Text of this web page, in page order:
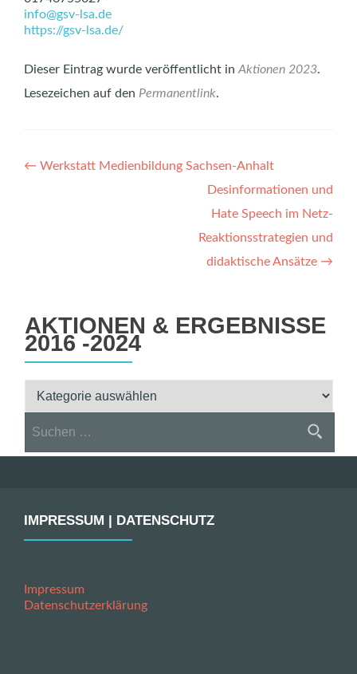
info@gsv-lsa.de
https://gsv-lsa.de/
Dieser Eintrag wurde veröffentlicht in Aktionen 2023.
Lesezeichen auf den Permanentlink.
Artikel-
← Werkstatt Medienbildung Sachsen-Anhalt
Desinformationen und
Hate Speech im Netz-
Reaktionsstrategien und
didaktische Ansätze →
AKTIONEN & ERGEBNISSE
2016 -2024
Aktionen
&
Ergebnisse
IMPRESSUM | DATENSCHUTZ
Impressum
Datenschutzerklärung